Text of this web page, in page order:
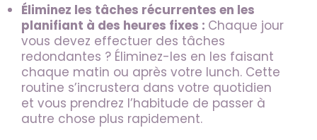
Éliminez les tâches récurrentes en les
planifiant à des heures fixes : Chaque jour
vous devez effectuer des tâches
redondantes ? Éliminez-les en les faisant
chaque matin ou après votre lunch. Cette
routine s’incrustera dans votre quotidien
et vous prendrez l’habitude de passer à
autre chose plus rapidement.